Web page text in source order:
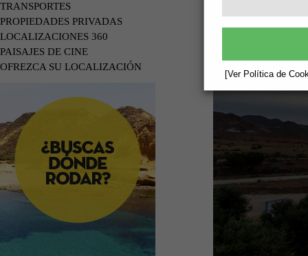
[Ver Política de
TRANSPORTES
PROPIEDADES PRIVADAS
LOCALIZACIONES 360
PAISAJES DE CINE
OFREZCA SU LOCALIZACIÓN